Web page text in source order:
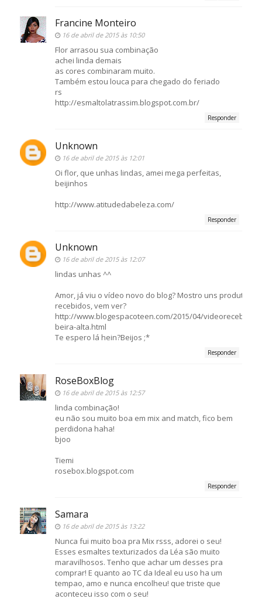
Francine Monteiro
16 de abril de 2015 às 10:50
Flor arrasou sua combinação
achei linda demais
as cores combinaram muito.
Também estou louca para chegado do feriado
rs
http://esmaltolatrassim.blogspot.com.br/
Responder
Unknown
16 de abril de 2015 às 12:01
Oi flor, que unhas lindas, amei mega perfeitas,
beijinhos
http://www.atitudedabeleza.com/
Responder
Unknown
16 de abril de 2015 às 12:07
lindas unhas ^^
Amor, já viu o vídeo novo do blog? Mostro uns produtos
recebidos, vem ver?
http://www.blogespacoteen.com/2015/04/videorecebidos-
beira-alta.html
Te espero lá hein?Beijos ;*
Responder
RoseBoxBlog
16 de abril de 2015 às 12:57
linda combinação!
eu não sou muito boa em mix and match, fico bem
perdidona haha!
bjoo
Tiemi
rosebox.blogspot.com
Responder
Samara
16 de abril de 2015 às 13:22
Nunca fui muito boa pra Mix rsss, adorei o seu!
Esses esmaltes texturizados da Léa são muito
maravilhosos. Tenho que achar um desses pra
comprar! E quanto ao TC da Ideal eu uso ha um
tempao, amo e nunca encolheu! que triste que
aconteceu isso com o seu!